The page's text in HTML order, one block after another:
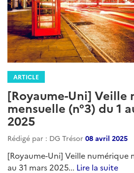
ARTICLE
[Royaume-Uni] Veille
mensuelle (n°3) du 1
2025
Rédigé par : DG Trésor 08 avril 2025
[Royaume-Uni] Veille numérique
au 31 mars 2025... Lire la suite